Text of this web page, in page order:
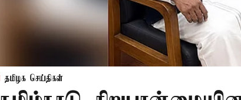
தமிழக செய்திகள்